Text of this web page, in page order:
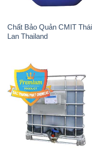
Chất Bảo Quản CMIT Thái
Lan Thailand